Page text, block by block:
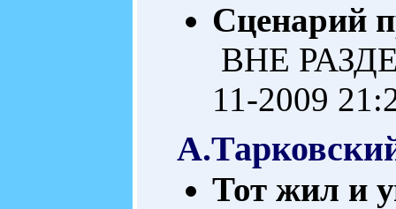
Сценарий
ВНЕ
11-2009
Тот жил и